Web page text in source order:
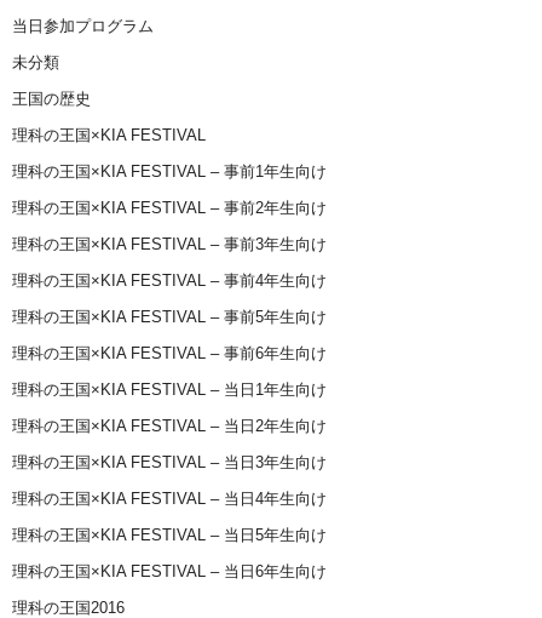
当日参加プログラム
未分類
王国の歴史
理科の王国×KIA FESTIVAL
理科の王国×KIA FESTIVAL – 事前1年生向け
理科の王国×KIA FESTIVAL – 事前2年生向け
理科の王国×KIA FESTIVAL – 事前3年生向け
理科の王国×KIA FESTIVAL – 事前4年生向け
理科の王国×KIA FESTIVAL – 事前5年生向け
理科の王国×KIA FESTIVAL – 事前6年生向け
理科の王国×KIA FESTIVAL – 当日1年生向け
理科の王国×KIA FESTIVAL – 当日2年生向け
理科の王国×KIA FESTIVAL – 当日3年生向け
理科の王国×KIA FESTIVAL – 当日4年生向け
理科の王国×KIA FESTIVAL – 当日5年生向け
理科の王国×KIA FESTIVAL – 当日6年生向け
理科の王国2016